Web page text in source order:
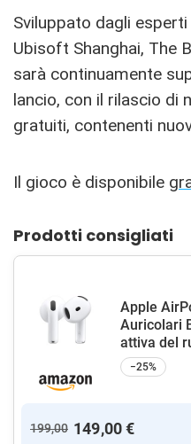
Sviluppato dagli
Ubisoft Shanghai, The
sarà continuamente
lancio, con il rilascio di
gratuiti, contenenti
Il gioco è disponibile
Prodotti consigliati
Apple
Auricolari
attiva del
−25%
199,00 149,00 €